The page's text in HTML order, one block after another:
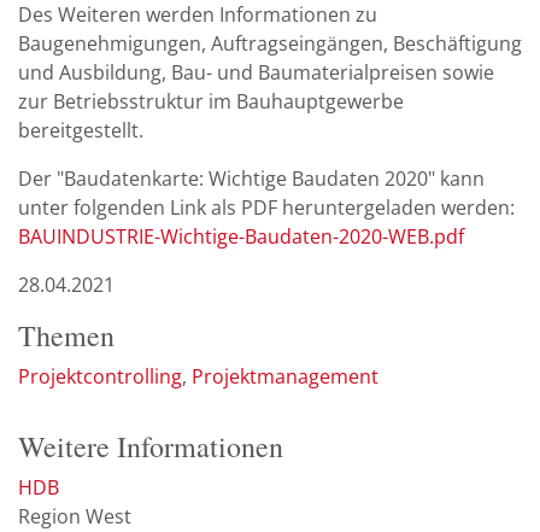
Des Weiteren werden Informationen zu
Baugenehmigungen, Auftragseingängen, Beschäftigung
und Ausbildung, Bau- und Baumaterialpreisen sowie
zur Betriebsstruktur im Bauhauptgewerbe
bereitgestellt.
Der "Baudatenkarte: Wichtige Baudaten 2020" kann
unter folgenden Link als PDF heruntergeladen werden:
BAUINDUSTRIE-Wichtige-Baudaten-2020-WEB.pdf
28.04.2021
Themen
Projektcontrolling Projektmanagement
Weitere Informationen
HDB
Region West